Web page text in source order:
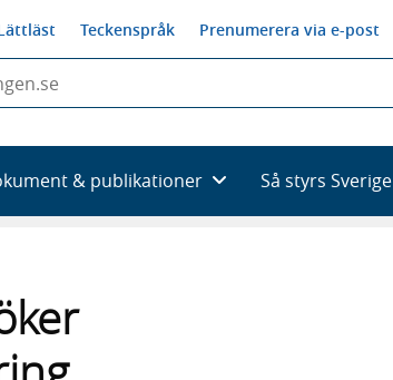
Teckenspråk Prenumerera via e-post
& publikationer Så styrs Sverige